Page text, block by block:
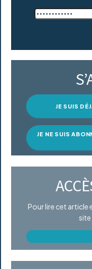
JE SUIS
JE NE SUIS
Pour lire cet article
site